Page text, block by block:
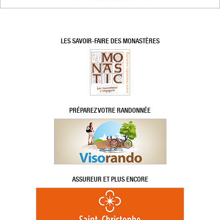
LES SAVOIR-FAIRE DES MONASTÈRES
PRÉPAREZ VOTRE RANDONNÉE
ASSUREUR ET PLUS ENCORE